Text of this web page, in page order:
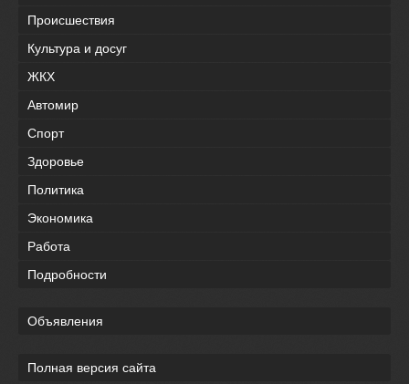
Происшествия
Культура и досуг
ЖКХ
Автомир
Спорт
Здоровье
Политика
Экономика
Работа
Подробности
Объявления
Полная версия сайта